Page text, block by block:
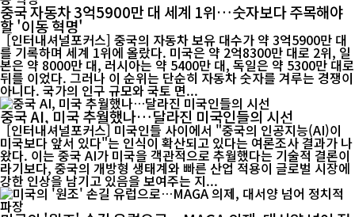
중국 자동차 3억5900만 대 세계 1위…숫자보다 주목해야
할 '이동 혁명'
[인터내셔널포커스] 중국의 자동차 보유 대수가 약 3억5900만 대
를 기록하며 세계 1위에 올랐다. 미국은 약 2억8300만 대로 2위, 일
본은 약 8000만 대, 러시아는 약 5400만 대, 독일은 약 5300만 대로
뒤를 이었다. 그러나 이 순위는 단순히 자동차 숫자를 겨루는 경쟁이
아니다. 국가의 인구 규모와 국토 면...
중국 AI, 미국 추월했나…달라진 미국인들의 시선
[인터내셔널포커스] 미국인들 사이에서 "중국의 인공지능(AI)이
미국보다 앞서 있다"는 인식이 확산되고 있다는 여론조사 결과가 나
왔다. 이는 중국 AI가 미국을 객관적으로 추월했다는 기술적 결론이
라기보다, 중국의 개방형 생태계와 빠른 산업 적용이 글로벌 시장에
강한 인상을 남기고 있음을 보여주는 지...